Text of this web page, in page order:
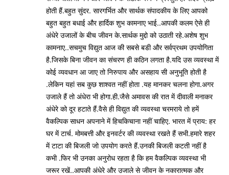
होती हैं.बहुत सुंदर. सारगर्भित और सार्थक संपादकीय के लिए आपको
बहुत बहुत बधाई और हार्दिक शुभ कामनाए भाई..आपकी कलम ऐसे ही
अंधेरे उजालों के बीच जीवन के.सार्थक मुद्दो को उठाती रहे.अशेष शुभ
कामनाए..सचमुच विद्युत आज की सबसे बडी और सर्वप्रथम उपयोगिता
है.जिसके बिना जीवन का संचरण ही कठिन लगता है.यदि उस व्यवस्था में
कोई व्यवधान आ जाए तो निरुपाय और असहाय सी अनुभूति होती है
.लेकिन यहां सब कुछ शाश्वत नहीं होता .यह मानकर चलना होगा.अगर
उजाले हैं तो अंधेरा भी होगा.ही.जैसे अमावस की रात में दीवाली मनाकर
अंधेरे को दूर हटाते हैं.वैसे ही विद्युत की व्यवस्था चरमराये तो हमें
वैकल्पिक साधन अपनाने में हिचकिचाना नहीं चाहिए. भारत में प्राय: हर
घर में टार्च. मोमबत्ती और इनवर्टर की व्यवस्था रखते हैं सभी.हमारे शहर
में टाटा की बिजली जो उपयोग करते हैं.उनकी बिजली कटती नहीं है
कभी .फिर भी उनका अनुरोध रहता है कि हम वैकल्पिक व्यवस्था भी
जरूर रखें..आपकी अंधेरे और उजाले से जीवन के नकारात्मक और